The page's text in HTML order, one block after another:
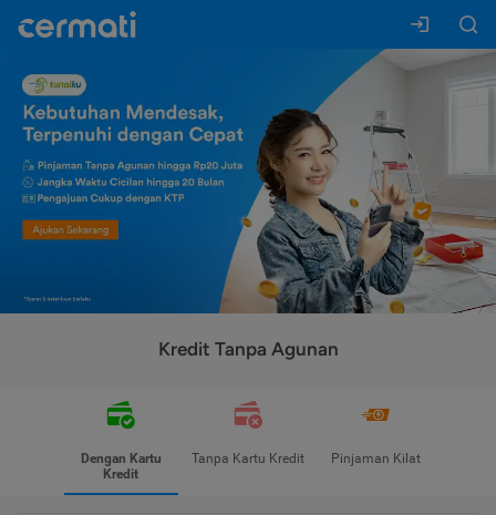
Kredit Tanpa Agunan
Dengan Kartu
Kredit
Tanpa Kartu Kredit Pinjaman Kilat